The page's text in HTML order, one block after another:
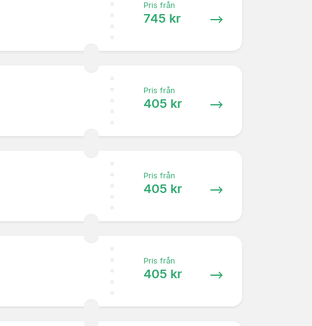
Pris från
745 kr
Pris från
405 kr
Pris från
405 kr
Pris från
405 kr